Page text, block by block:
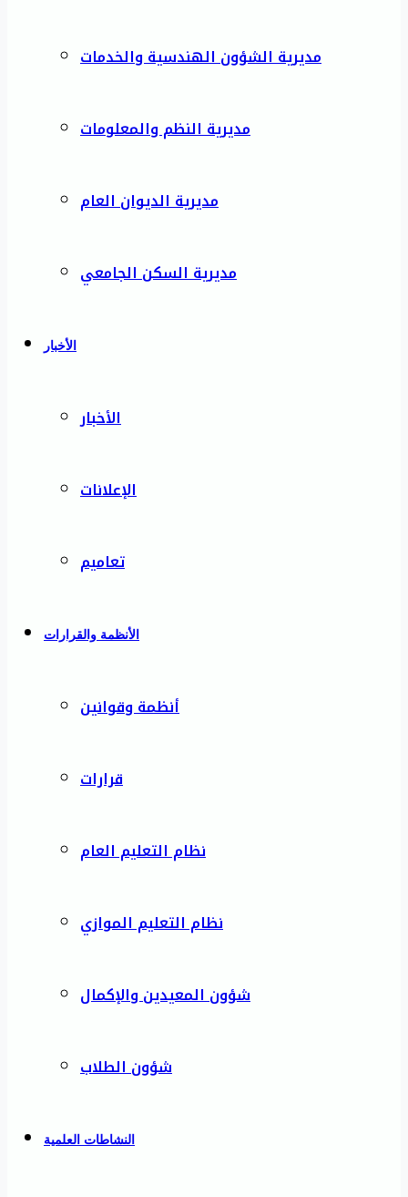
مديرية الشؤون الهندسية والخدمات
مديرية النظم والمعلومات
مديرية الديوان العام
مديرية السكن الجامعي
الأخبار
الأخبار
الإعلانات
تعاميم
الأنظمة والقرارات
أنظمة وقوانين
قرارات
نظام التعليم العام
نظام التعليم الموازي
شؤون المعيدين والإكمال
شؤون الطلاب
النشاطات العلمية